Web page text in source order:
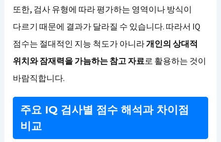
또한, 검사 유형에 따라 평가하는 영역이나 방식이
다르기 때문에 결과가 달라질 수 있습니다. 따라서 IQ
점수는 절대적인 지능 척도가 아니라개인의 상대적
위치와 잠재력을 가늠하는 참고 자료로 활용하는 것이
바람직합니다.
주요 IQ 검사별 점수 해석과 차이점
비교